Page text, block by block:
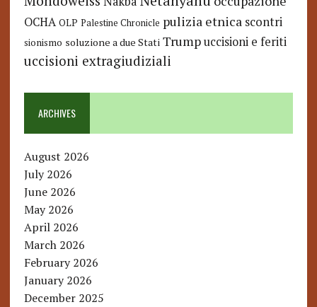
OCHA OLP Palestine Chronicle pulizia etnica scontri
sionismo soluzione a due Stati Trump uccisioni e feriti
uccisioni extragiudiziali
ARCHIVES
August 2026
July 2026
June 2026
May 2026
April 2026
March 2026
February 2026
January 2026
December 2025